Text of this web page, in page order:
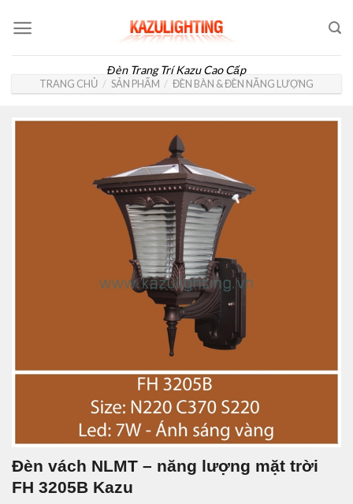
Đèn Trang Trí Kazu Cao Cấp
TRANG CHỦ / SẢN PHẨM / ĐÈN BÀN & ĐÈN NĂNG LƯỢNG
Đèn vách NLMT – năng lượng mặt trời
FH 3205B Kazu